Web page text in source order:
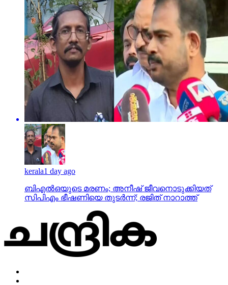
kerala1 day ago
ബിഎല്‍ഒയുടെ മരണം; അനീഷ് ജീവനൊടുക്കിയത്
സിപിഎം ഭീഷണിയെ തുടര്‍ന്ന്; രജിത് നാറാത്ത്